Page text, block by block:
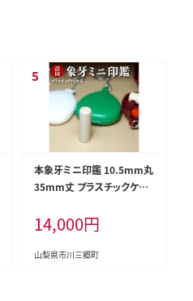
本象牙ミニ印鑑 10.5mm丸
35mm丈 プラスチックケー
7] [58399917]
14,000円
山梨県市川三郷町